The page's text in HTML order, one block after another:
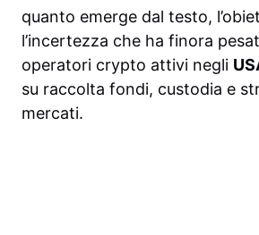
quanto emerge dal testo,
l’incertezza che ha finora
operatori crypto attivi negli
su raccolta fondi, custodia e
mercati.